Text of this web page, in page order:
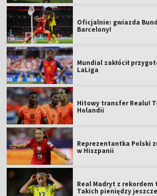
Oficjalnie: gwiazda
Barcelony!
Mundial zakłócił
LaLiga
Hitowy transfer Realu!
Holandii
Reprezentantka Polski
w Hiszpanii
Real Madryt z
Takich pieniędzy